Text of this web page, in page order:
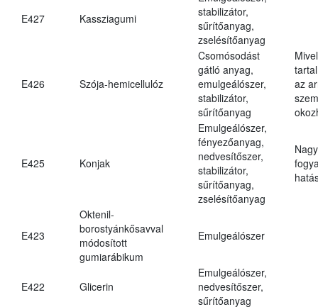
E427 Kassziagumi
stabilizátor,
sűrítőanyag,
zselésítőanyag
E426 Szója-hemicellulóz
Csomósodást
gátló anyag,
emulgeálószer,
stabilizátor,
sűrítőanyag
az
E425 Konjak
Emulgeálószer,
fényezőanyag,
nedvesítőszer,
stabilizátor,
sűrítőanyag,
zselésítőanyag
E423
Oktenil-
borostyánkősavval
módosított
gumiarábikum
Emulgeálószer
E422 Glicerin
Emulgeálószer,
nedvesítőszer,
sűrítőanyag